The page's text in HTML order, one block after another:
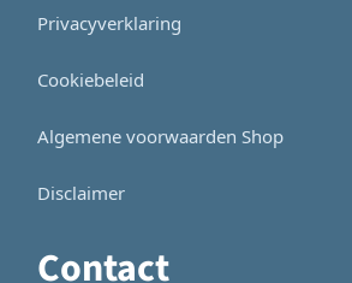
Privacyverklaring
Cookiebeleid
Algemene voorwaarden Shop
Disclaimer
Contact